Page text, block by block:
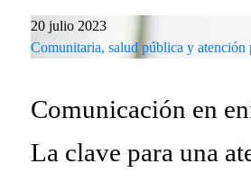
20 julio 2023
Comunitaria, salud pública y atención
Comunicación en
La clave para una